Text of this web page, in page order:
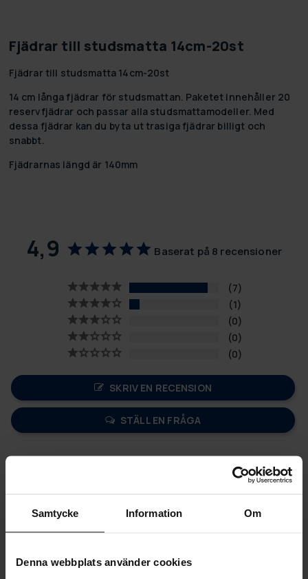
Samtycke Information Om
Denna webbplats använder cookies
Fjädrar till studsmatta 14cm-20st
Fjädrar till studsmatta 14cm-20st
14 cm långa fjädrar för studsmattan. Paketet innehåller 20
reservfjädrar och passar alla studsmattamodeller. Med
dessa fjädrar kan du byta ut trasiga fjädrar billigt och
snabbt.
Fjädrarnas längd är 140mm
4,9 Baserat på 8 recensioner
7
1
0
0
0
SKRIV EN RECENSION
STÄLL EN FRÅGA